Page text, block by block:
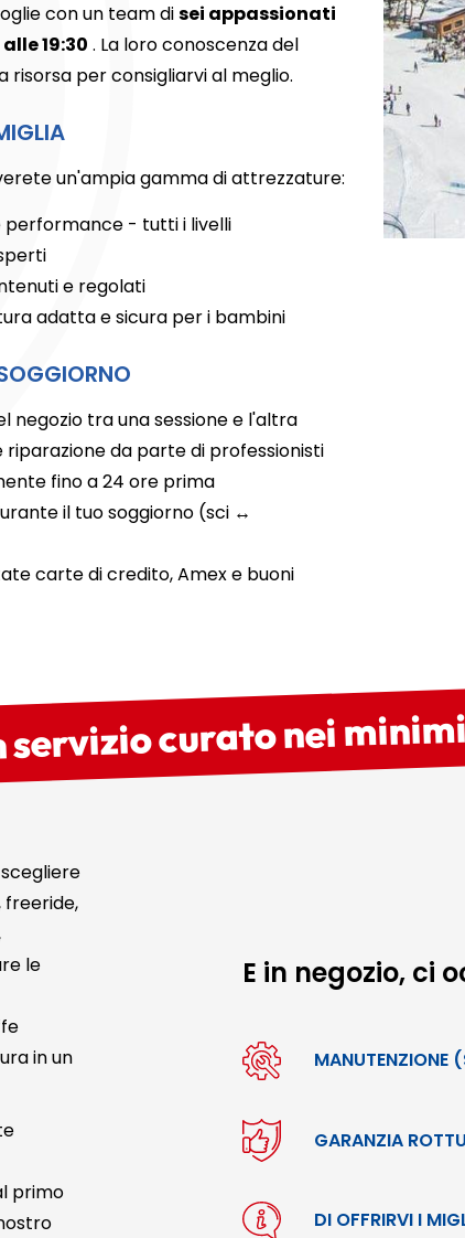
con un team disei appassionati
19:30 . La loro conoscenza del
risorsa per consigliarvi al meglio.
un'ampia gamma di attrezzature:
- tutti i livelli
e regolati
adatta e sicura per i bambini
negozio tra una sessione e l'altra
riparazione da parte di professionisti
fino a 24 ore prima
il tuo soggiorno (sci ↔
carte di credito, Amex e buoni
curato nei
freeride,
le
in un
primo
E in negozio, ci
MANUTENZIONE
GARANZIA
DI OFFRIRVI I